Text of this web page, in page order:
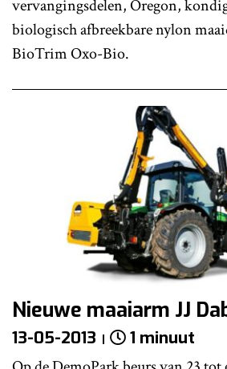
vervangingsdelen, Oregon,
biologisch afbreekbare nylon
BioTrim Oxo-Bio.
Nieuwe maaiarm JJ
13-05-2013 1 minuut